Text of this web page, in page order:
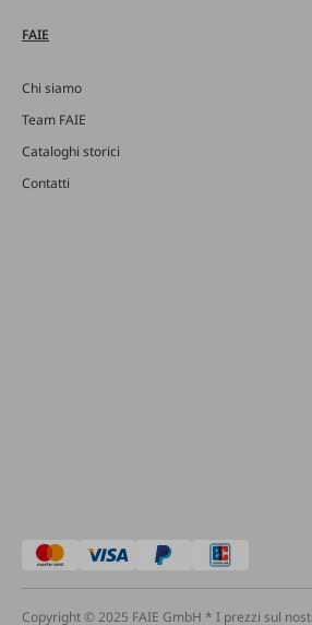
FAIE
Chi siamo
Team FAIE
Cataloghi storici
Contatti
Copyright © 2025 FAIE GmbH * I prezzi sul